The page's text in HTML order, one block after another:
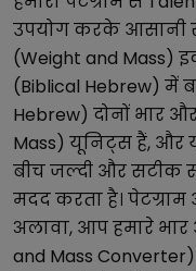
उपयोग करके आसानी
(Weight and Mass)
(Biblical Hebrew) में
Hebrew) दोनों भार
Mass) यूनिट्स हैं, और
बीच जल्दी और सटीक
मदद करता है। पेटग्राम
अलावा, आप हमारे भार
and Mass Converter)